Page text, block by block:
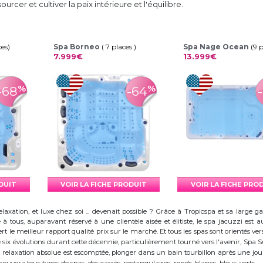
et cultiver la paix intérieure et l'équilibre.
%
Spa Borneo ( 7 places )
7.999€
-64%
VOIR LA FICHE PRODUIT
Spa Nage Ocean (9
13.999€
VOIR LA FICHE
et luxe chez soi ... devenait possible ? Grâce à Tropicspa et sa large
à tous, auparavant réservé à une clientèle aisée et élitiste, le spa jacuzzi
le meilleur rapport qualité prix sur le marché. Et tous les spas sont orientés
évolutions durant cette décennie, particulièrement tourné vers l'avenir, Spa
absolue est escomptée, plonger dans un bain tourbillon après une